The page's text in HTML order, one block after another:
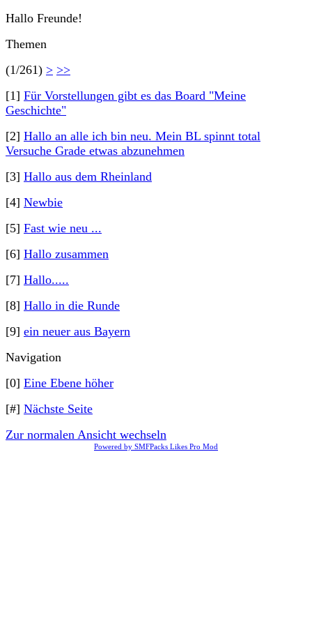
Hallo Freunde!
Themen
(1/261) > >>
[1] Für Vorstellungen gibt es das Board "Meine
Geschichte"
[2] Hallo an alle ich bin neu. Mein BL spinnt total
Versuche Grade etwas abzunehmen
[3] Hallo aus dem Rheinland
[4] Newbie
[5] Fast wie neu ...
[6] Hallo zusammen
[7] Hallo.....
[8] Hallo in die Runde
[9] ein neuer aus Bayern
Navigation
[0] Eine Ebene höher
[#] Nächste Seite
Zur normalen Ansicht wechseln
Powered by SMFPacks Likes Pro Mod